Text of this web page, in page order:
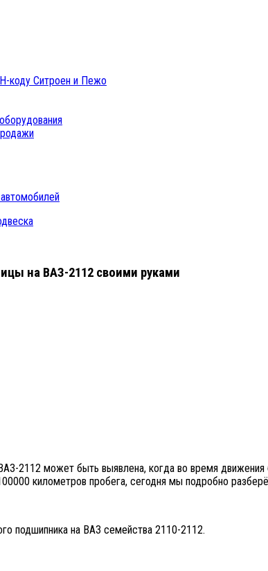
коду Ситроен и Пежо
на ВАЗ-2112 своими руками
2112 может быть выявлена, когда во время
километров пробега, сегодня мы подробно
подшипника на ВАЗ семейства 2110-2112.